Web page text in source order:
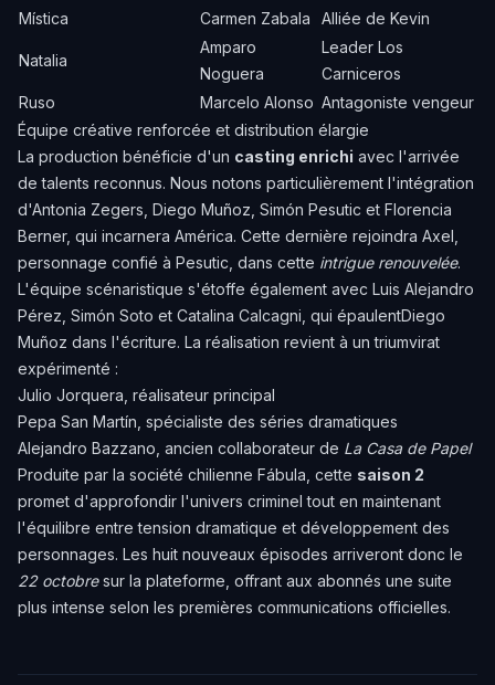
Mística Carmen Zabala Alliée de Kevin
Natalia
Amparo
Noguera
Leader Los
Carniceros
Ruso
Marcelo Alonso Antagoniste vengeur
Équipe créative renforcée et distribution élargie
La production bénéficie d'un casting enrichi avec l'arrivée
de talents reconnus. Nous notons particulièrement l'intégration
d'Antonia Zegers, Diego Muñoz, Simón Pesutic et Florencia
Berner, qui incarnera América. Cette dernière rejoindra Axel,
personnage confié à Pesutic, dans cette intrigue renouvelée.
L'équipe scénaristique s'étoffe également avec Luis Alejandro
Pérez, Simón Soto et Catalina Calcagni, qui épaulentDiego
Muñoz dans l'écriture. La réalisation revient à un triumvirat
expérimenté :
Julio Jorquera, réalisateur principal
Pepa San Martín, spécialiste des séries dramatiques
Alejandro Bazzano, ancien collaborateur de La Casa de Papel
Produite par la société chilienne Fábula, cette saison 2
promet d'approfondir l'univers criminel tout en maintenant
l'équilibre entre tension dramatique et développement des
personnages. Les huit nouveaux épisodes arriveront donc le
22 octobresur la plateforme, offrant aux abonnés une suite
plus intense selon les premières communications officielles.